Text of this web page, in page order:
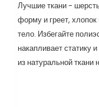
Лучшие ткани -
форму и греет,
тело. Избегайте
накапливает статику
из натуральной ткани